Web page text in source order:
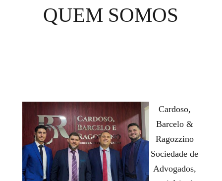
QUEM SOMOS
Cardoso,
Barcelo &
Ragozzino
Sociedade de
Advogados,